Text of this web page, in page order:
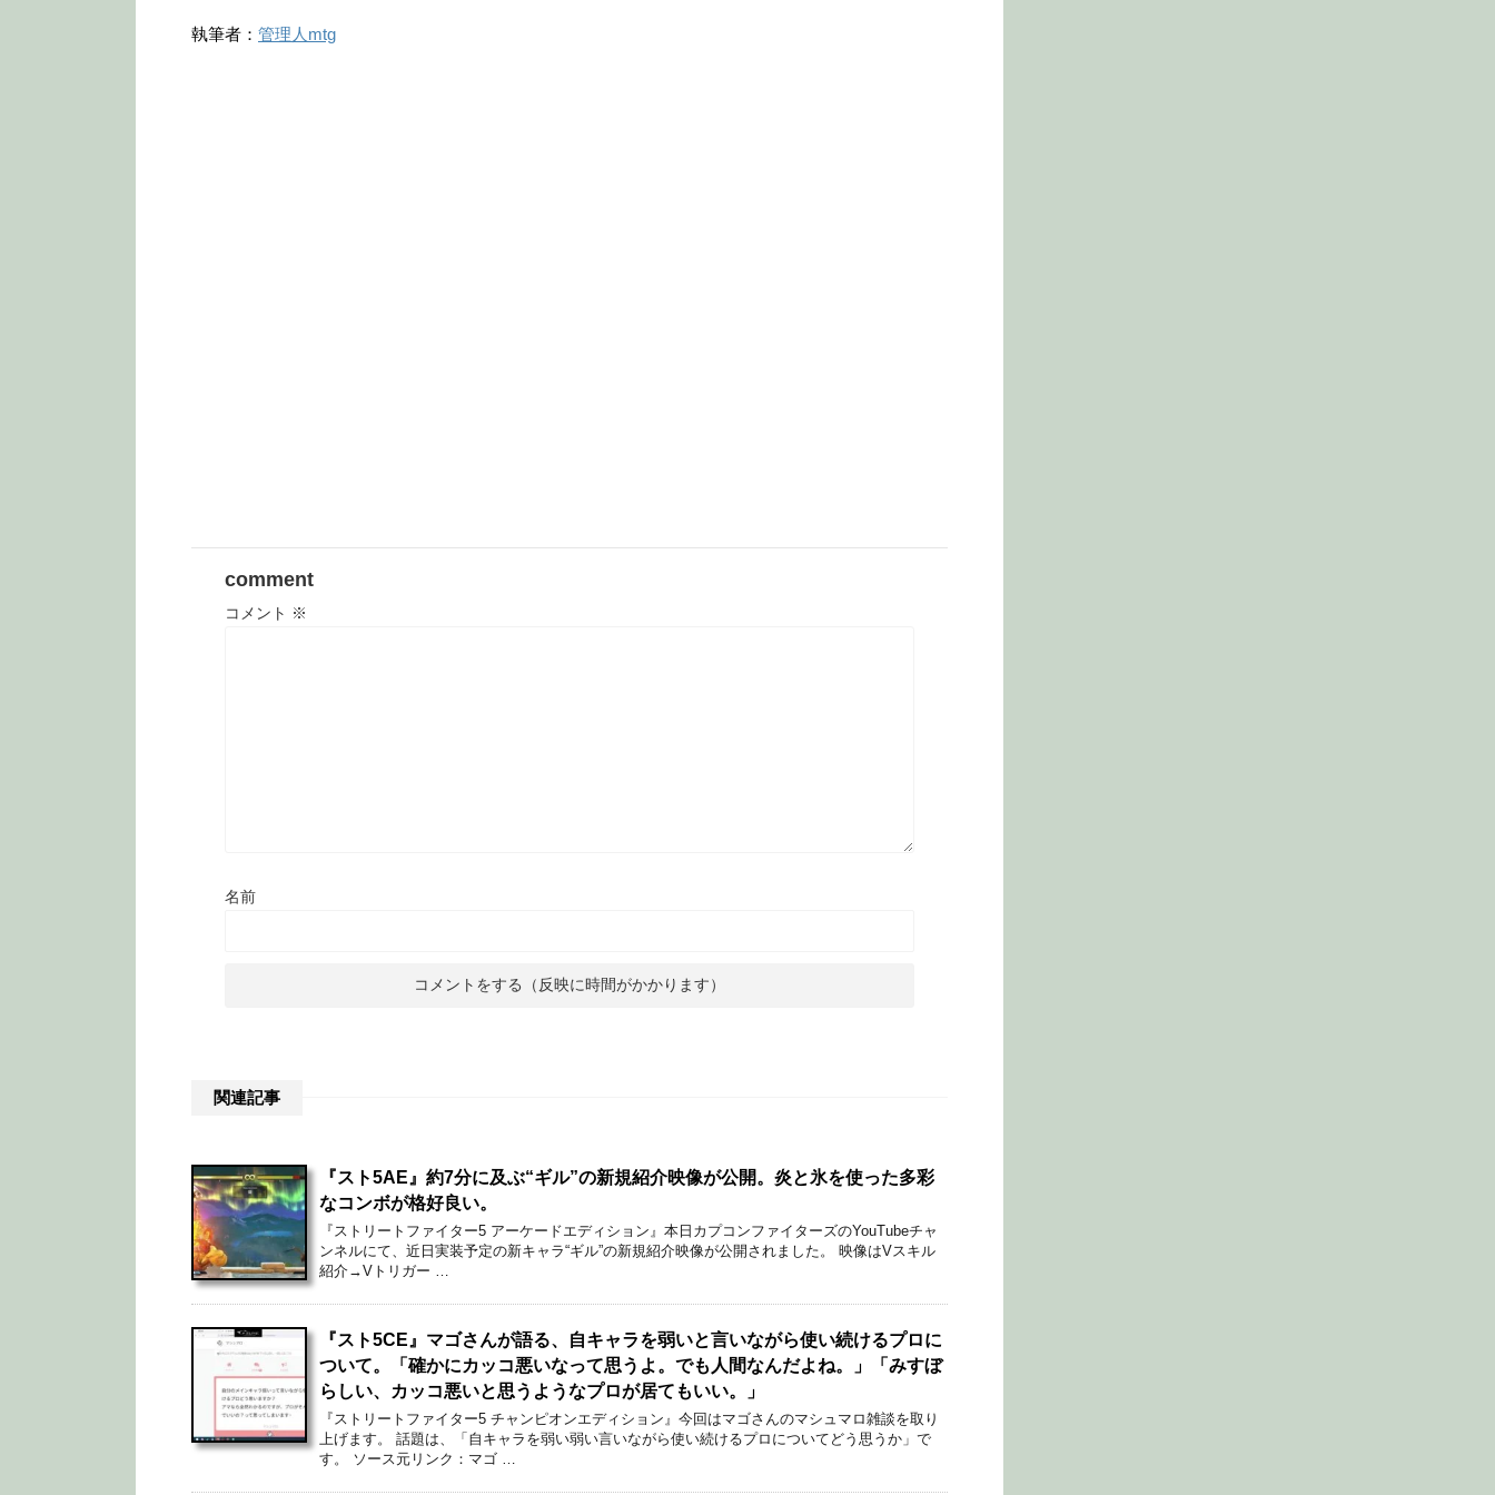
執筆者： 管理人mtg
comment
コメント ※
名前
関連記事
『スト5AE』約7分に及ぶ“ギル”の新規紹介映像が公開。炎と氷を使った多彩
なコンボが格好良い。
『ストリートファイター5 アーケードエディション』本日カプコンファイターズのYouTubeチャ
ンネルにて、近日実装予定の新キャラ“ギル”の新規紹介映像が公開されました。 映像はVスキル
紹介→Vトリガー …
『スト5CE』マゴさんが語る、自キャラを弱いと言いながら使い続けるプロに
ついて。「確かにカッコ悪いなって思うよ。でも人間なんだよね。」「みすぼ
らしい、カッコ悪いと思うようなプロが居てもいい。」
『ストリートファイター5 チャンピオンエディション』今回はマゴさんのマシュマロ雑談を取り
上げます。 話題は、「自キャラを弱い弱い言いながら使い続けるプロについてどう思うか」で
す。 ソース元リンク：マゴ …